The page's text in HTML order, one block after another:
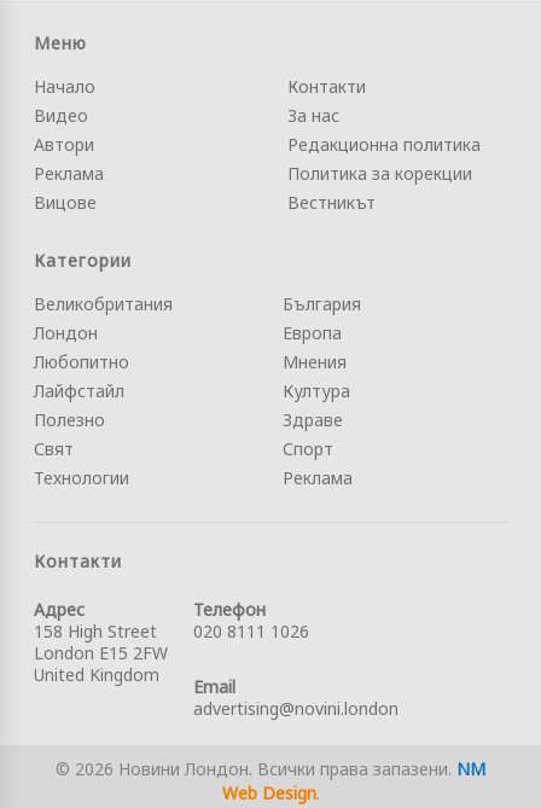
Меню
Начало
Видео
Автори
Реклама
Вицове
Контакти
За нас
Редакционна политика
Политика за корекции
Вестникът
Категории
Великобритания
Лондон
Любопитно
Лайфстайл
Полезно
Свят
Технологии
България
Европа
Мнения
Култура
Здраве
Спорт
Реклама
Контакти
Адрес
158 High Street
London E15 2FW
United Kingdom
Телефон
020 8111 1026
Email
advertising@novini.london
© 2026 Новини Лондон. Всички права запазени. NM
Web Design.